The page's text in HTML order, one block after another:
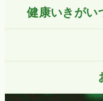
健康いきがい